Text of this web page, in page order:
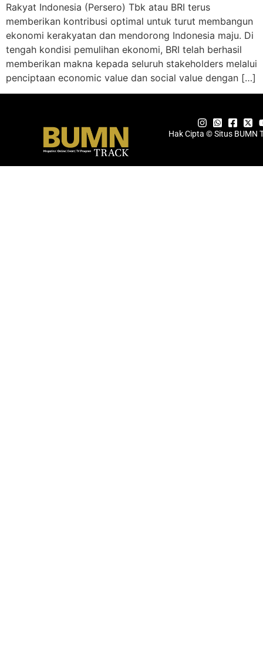
Rakyat Indonesia (Persero) Tbk atau BRI terus
memberikan kontribusi optimal untuk turut membangun
ekonomi kerakyatan dan mendorong Indonesia maju. Di
tengah kondisi pemulihan ekonomi, BRI telah berhasil
memberikan makna kepada seluruh stakeholders melalui
penciptaan economic value dan social value dengan […]
Hak Cipta © Situs BUMN